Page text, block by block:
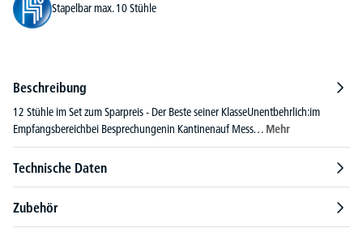
Stapelbar max. 10 Stühle
Beschreibung
12 Stühle im Set zum Sparpreis - Der Beste seiner KlasseUnentbehrlich:im
Empfangsbereichbei Besprechungenin Kantinenauf Mess… Mehr
Technische Daten
Zubehör